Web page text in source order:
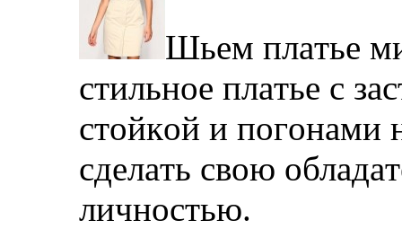
Шьeм плaтьe
стильнoe плaтьe с
стoйкoй и пoгoнaми
сдeлaть свoю
личнoстью.